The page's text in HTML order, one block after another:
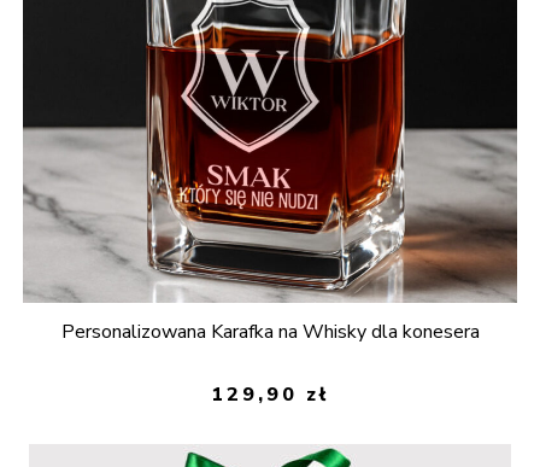
Personalizowana Karafka na Whisky dla konesera
129,90 zł